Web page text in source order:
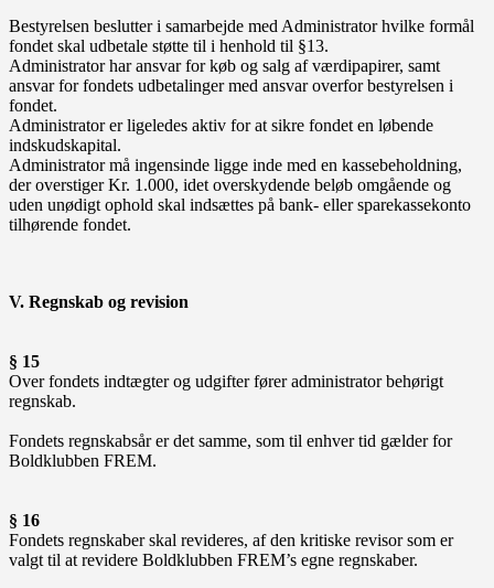
Bestyrelsen beslutter i samarbejde med Administrator hvilke formål
fondet skal udbetale støtte til i henhold til §13.
Administrator har ansvar for køb og salg af værdipapirer, samt
ansvar for fondets udbetalinger med ansvar overfor bestyrelsen i
fondet.
Administrator er ligeledes aktiv for at sikre fondet en løbende
indskudskapital.
Administrator må ingensinde ligge inde med en kassebeholdning,
der overstiger Kr. 1.000, idet overskydende beløb omgående og
uden unødigt ophold skal indsættes på bank- eller sparekassekonto
tilhørende fondet.
V. Regnskab og revision
§ 15
Over fondets indtægter og udgifter fører administrator behørigt
regnskab.
Fondets regnskabsår er det samme, som til enhver tid gælder for
Boldklubben FREM.
§ 16
Fondets regnskaber skal revideres, af den kritiske revisor som er
valgt til at revidere Boldklubben FREM’s egne regnskaber.